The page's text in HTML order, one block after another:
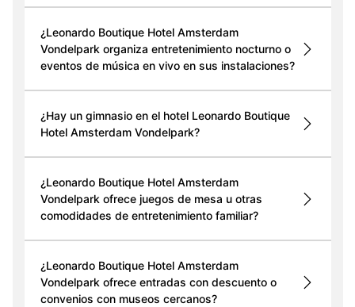
¿Leonardo Boutique Hotel Amsterdam
Vondelpark organiza entretenimiento nocturno o
eventos de música en vivo en sus instalaciones?
¿Hay un gimnasio en el hotel Leonardo Boutique
Hotel Amsterdam Vondelpark?
¿Leonardo Boutique Hotel Amsterdam
Vondelpark ofrece juegos de mesa u otras
comodidades de entretenimiento familiar?
¿Leonardo Boutique Hotel Amsterdam
Vondelpark ofrece entradas con descuento o
convenios con museos cercanos?